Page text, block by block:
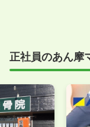
正社員のあん摩